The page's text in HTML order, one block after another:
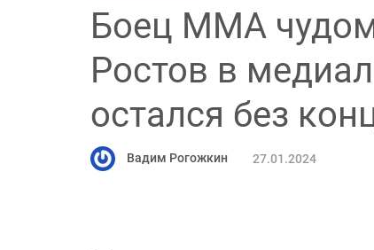
Боец ММА
Ростов в
остался без
Вадим Рогожкин 27.01.2024